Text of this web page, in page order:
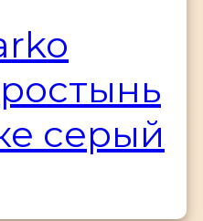
серый